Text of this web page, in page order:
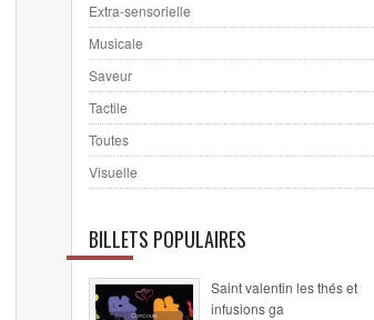
Extra-sensorielle
Musicale
Saveur
Tactile
Toutes
Visuelle
BILLETS POPULAIRES
Saint valentin les thés et
infusions ga